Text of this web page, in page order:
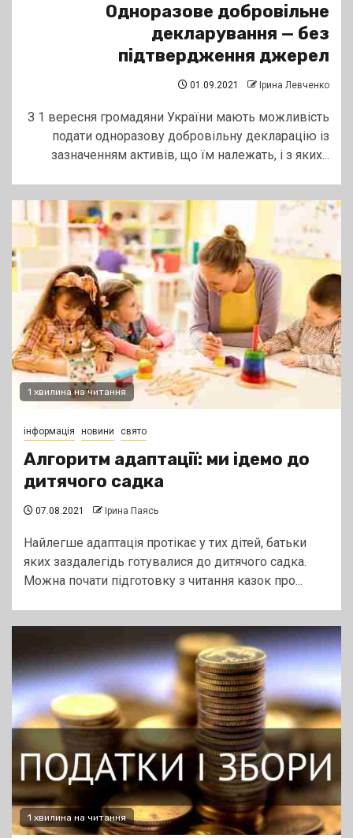
Одноразове добровільне
декларування — без
підтвердження джерел
01.09.2021 Ірина Левченко
З 1 вересня громадяни України мають можливість
подати одноразову добровільну декларацію із
зазначенням активів, що їм належать, і з яких...
1 хвилина на читання
інформація новини свято
Алгоритм адаптації: ми ідемо до
дитячого садка
07.08.2021 Ірина Паясь
Найлегше адаптація протікає у тих дітей, батьки
яких заздалегідь готувалися до дитячого садка.
Можна почати підготовку з читання казок про...
1 хвилина на читання